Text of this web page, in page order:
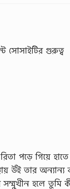
সােসাইটির গুরুত্ব
পড়ে গিয়ে
উঁই তার অন্যান্য
সম্মুখীন হলে তুমি